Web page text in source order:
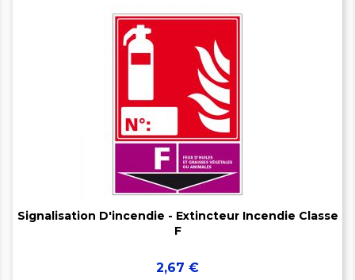
Signalisation D'incendie - Extincteur Incendie Classe
F
Prix
2,67 €